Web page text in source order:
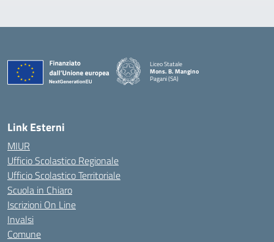
Liceo Statale
Mons. B. Mangino
Pagani (SA)
— Visita la pagina iniziale della scuola
Link Esterni
MIUR
Ufficio Scolastico Regionale
Ufficio Scolastico Territoriale
Scuola in Chiaro
Iscrizioni On Line
Invalsi
Comune